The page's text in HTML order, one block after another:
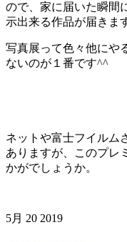
ので、家に届いた瞬間
示出来る作品が届きま
写真展って色々他にや
ないのが１番です^^
ネットや富士フイルム
ありますが、このプレ
かがでしょうか。
5月 20 2019